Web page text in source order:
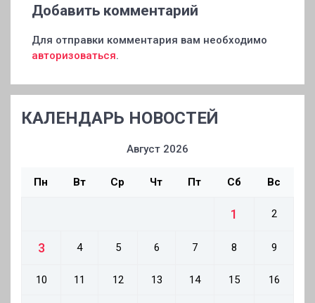
Добавить комментарий
Для отправки комментария вам необходимо
авторизоваться.
КАЛЕНДАРЬ НОВОСТЕЙ
Август 2026
Пн Вт Ср Чт Пт Сб Вс
1 2
3 4 5 6 7 8 9
10 11 12 13 14 15 16